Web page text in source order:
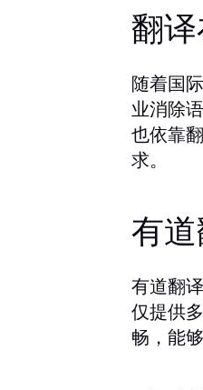
翻
随着国
业消除
也依靠
求。
有
有道翻
仅提供
畅，能